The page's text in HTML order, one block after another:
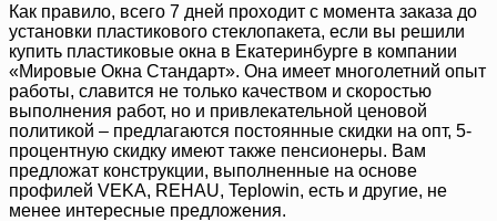
Как правило, всего 7 дней проходит с момента заказа до
установки пластикового стеклопакета, если вы решили
купить пластиковые окна в Екатеринбурге в компании
«Мировые Окна Стандарт». Она имеет многолетний опыт
работы, славится не только качеством и скоростью
выполнения работ, но и привлекательной ценовой
политикой – предлагаются постоянные скидки на опт, 5-
процентную скидку имеют также пенсионеры. Вам
предложат конструкции, выполненные на основе
профилей VEKA, REHAU, Teplowin, есть и другие, не
менее интересные предложения.